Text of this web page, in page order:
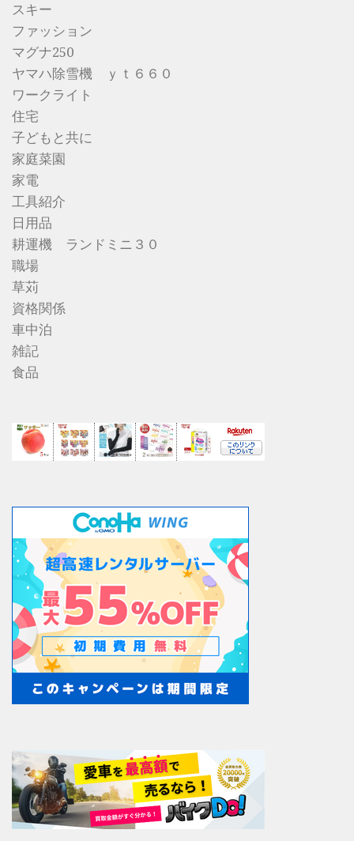
スキー
ファッション
マグナ250
ヤマハ除雪機 ｙｔ６６０
ワークライト
住宅
子どもと共に
家庭菜園
家電
工具紹介
日用品
耕運機 ランドミニ３０
職場
草苅
資格関係
車中泊
雑記
食品